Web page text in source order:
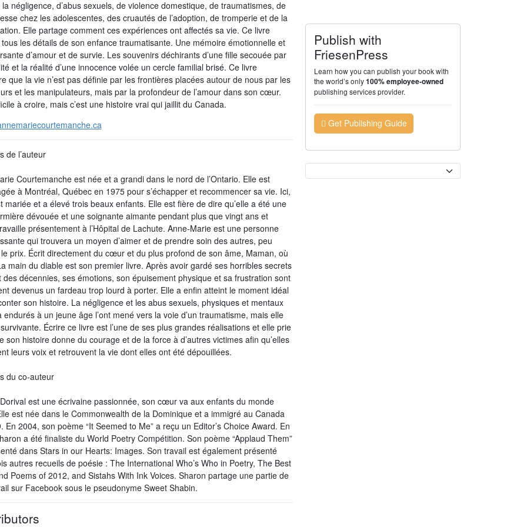
négligence, d’abus sexuels, de violence domestique, de traumatismes, de
chez les adolescentes, des cruautés de l’adoption, de tromperie et de la
Elle partage comment ces expériences ont affectés sa vie. Ce livre
les détails de son enfance traumatisante. Une mémoire émotionnelle et
d’amour et de survie. Les souvenirs déchirants d’une fille secouée par
et la réalité d’une innocence volée un cercle familial brisé. Ce livre
que la vie n’est pas définie par les frontières placées autour de nous par les
et les manipulateurs, mais par la profondeur de l’amour dans son cœur.
à croire, mais c’est une histoire vrai qui jaillit du Canada.
de l’auteur
Courtemanche est née et a grandi dans le nord de l’Ontario. Elle est
à Montréal, Québec en 1975 pour s’échapper et recommencer sa vie. Ici,
mariée et a élevé trois beaux enfants. Elle est fière de dire qu’elle a été une
dévouée et une soignante aimante pendant plus que vingt ans et
présentement à l’Hôpital de Lachute. Anne-Marie est une personne
qui trouvera un moyen d’aimer et de prendre soin des autres, peu
prix. Écrit directement du cœur et du plus profond de son âme, Maman, où
main du diable est son premier livre. Après avoir gardé ses horribles secrets
des décennies, ses émotions, son épuisement physique et sa frustration sont
devenus un fardeau trop lourd à porter. Elle a enfin atteint le moment idéal
son histoire. La négligence et les abus sexuels, physiques et mentaux
endurés à un jeune âge l’ont mené vers la voie d’un traumatisme, mais elle
Écrire ce livre est l’une de ses plus grandes réalisations et elle prie
son histoire donne du courage et de la force à d’autres victimes afin qu’elles
leurs voix et retrouvent la vie dont elles ont été dépouillées.
du co-auteur
est une écrivaine passionnée, son cœur va aux enfants du monde
est née dans le Commonwealth de la Dominique et a immigré au Canada
En 2004, son poème “It Seemed to Me” a reçu un Editor’s Choice Award. En
a été finaliste du World Poetry Compétition. Son poème “Applaud Them”
dans Stars in our Hearts: Images. Son travail est également présenté
autres recueils de poésie : The International Who’s Who in Poetry, The Best
Poems of 2012, and Sistahs With Ink Voices. Sharon partage une partie de
sur Facebook sous le pseudonyme Sweet Shabin.
Publish with
FriesenPress
Learn how you can publish your book with
the world’s only100% employee-owned
publishing services provider.
Get Publishing Guide
Currency